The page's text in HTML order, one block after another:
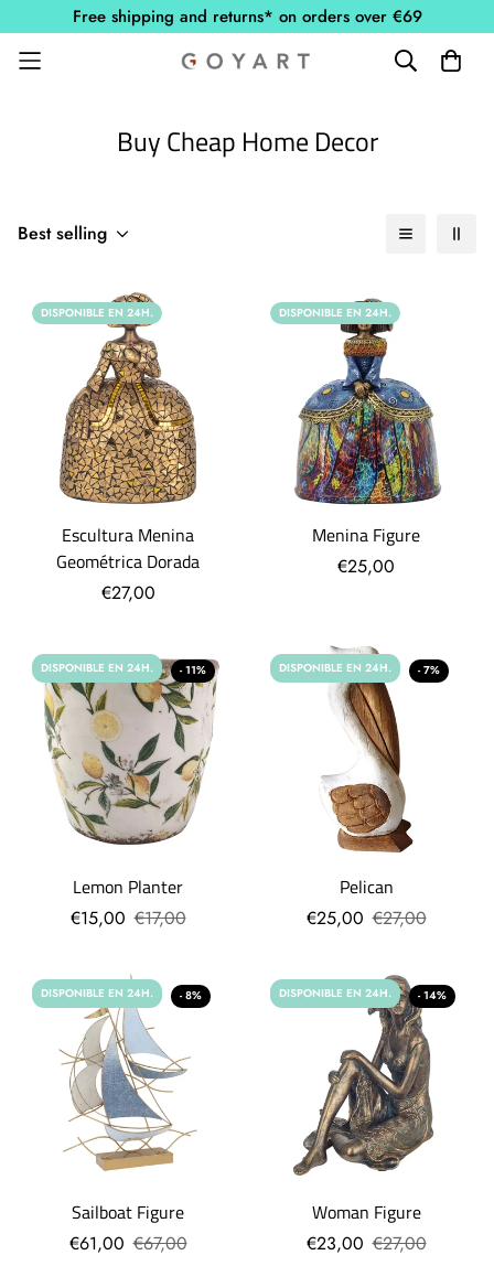
Free shipping and returns* on orders over €69
Buy Cheap Home Decor
Best selling
DISPONIBLE EN 24H.
Escultura Menina
Geométrica Dorada
€27,00
DISPONIBLE EN 24H.
Menina Figure
€25,00
DISPONIBLE EN 24H. - 11%
Lemon Planter
€15,00 €17,00
DISPONIBLE EN 24H. - 7%
Pelican
€25,00 €27,00
DISPONIBLE EN 24H. - 8%
Sailboat Figure
€61,00 €67,00
DISPONIBLE EN 24H. - 14%
Woman Figure
€23,00 €27,00